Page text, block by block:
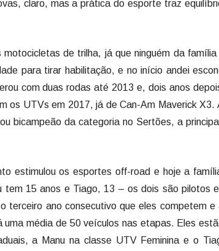
claro, mas a prática do esporte traz
de trilha, já que ninguém da
para tirar habilitação, e no início andei
com duas rodas até 2013 e, dois anos
os UTVs em 2017, já de Can-Am Maverick X3.
bicampeão da categoria no Sertões, a
estimulou os esportes off-road e hoje a
tem 15 anos e Tiago, 13 – os dois são pilotos
terceiro ano consecutivo que eles competem
média de 50 veículos nas etapas. Eles
a Manu na classe UTV Feminina e o